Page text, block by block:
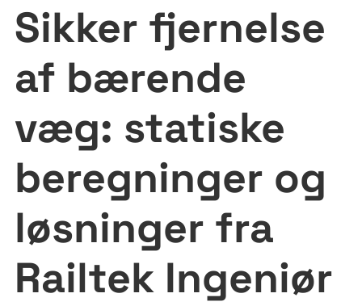
Sikker fjernelse
af bærende
væg: statiske
beregninger og
løsninger fra
Railtek Ingeniør